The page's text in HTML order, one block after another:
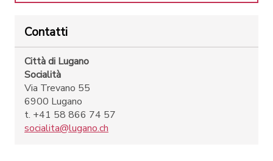
Contatti
Città di Lugano
Socialità
Via Trevano 55
6900 Lugano
t. +41 58 866 74 57
socialita@lugano.ch